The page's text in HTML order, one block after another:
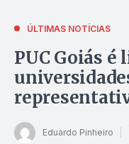
ÚLTIMAS NOTÍCIAS
PUC Goiás
Eduardo Pinheiro